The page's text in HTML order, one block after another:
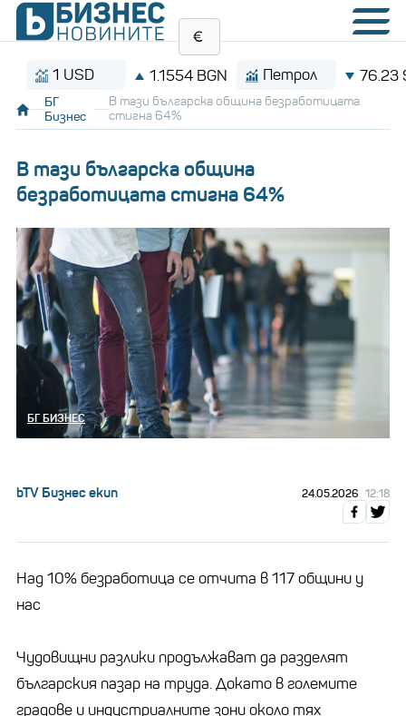
1 USD 1.1554 BGN Петрол 76.23 $/
БГ
Бизнес
В тази българска община безработицата
стигна 64%
В тази българска община
безработицата стигна 64%
БГ БИЗНЕС
bTV Бизнес екип 24.05.2026 12:18
Над 10% безработица се отчита в 117 общини у
нас
Чудовищни разлики продължават да разделят
българския пазар на труда. Докато в големите
градове и индустриалните зони около тях